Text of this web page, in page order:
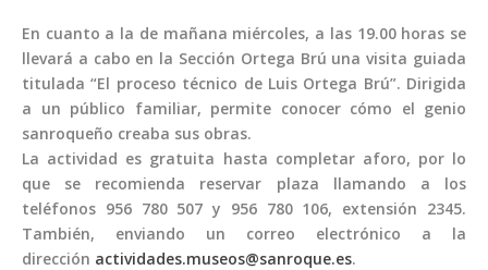
En cuanto a la de mañana miércoles, a las 19.00 horas se
llevará a cabo en la Sección Ortega Brú una visita guiada
titulada “El proceso técnico de Luis Ortega Brú”. Dirigida
a un público familiar, permite conocer cómo el genio
sanroqueño creaba sus obras.
La actividad es gratuita hasta completar aforo, por lo
que se recomienda reservar plaza llamando a los
teléfonos 956 780 507 y 956 780 106, extensión 2345.
También, enviando un correo electrónico a la
dirección actividades.museos@sanroque.es.